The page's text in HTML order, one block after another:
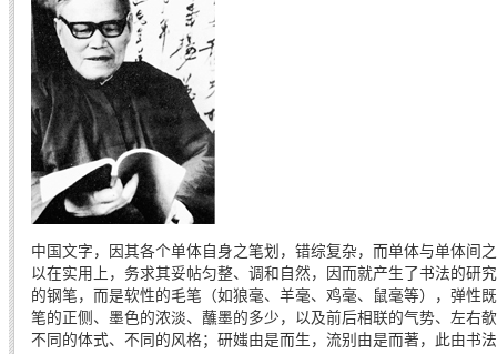
中国文字，因其各个单体自身之笔划，错综复杂，而单体与单体间
以在实用上，务求其妥帖匀整、调和自然，因而就产生了书法的研
的钢笔，而是软性的毛笔（如狼毫、羊毫、鸡毫、鼠毫等），弹性
笔的正侧、墨色的浓淡、蘸墨的多少，以及前后相联的气势、左右
不同的体式、不同的风格；研媸由是而生，流别由是而著，此由书